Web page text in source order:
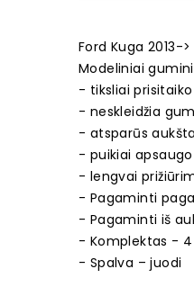
Ford Kuga 2013->
Modeliniai
- tiksliai
- neskleidžia
- atsparūs
- puikiai
- lengvai
- Pagaminti
- Pagaminti iš
- Komplektas -
- Spalva – juodi